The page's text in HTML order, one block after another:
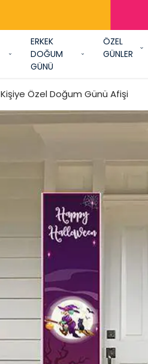
ERKEK
DOĞUM
GÜNÜ
ÖZEL
GÜNLER
Kişiye Özel Doğum Günü Afişi